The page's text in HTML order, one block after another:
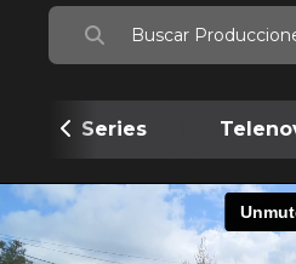
Series